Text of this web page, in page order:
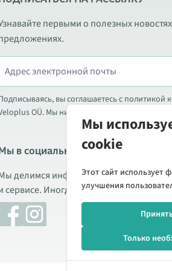
первыми о полезных
вы соглашаетесь с политикой
OÜ. Мы никогда не передаём ваши
в социальных сетях
делимся информацией о выгодных
сервисе. Иногда публикуем обзоры
Мы
cookie
Этот сайт использует
улучшения
Только